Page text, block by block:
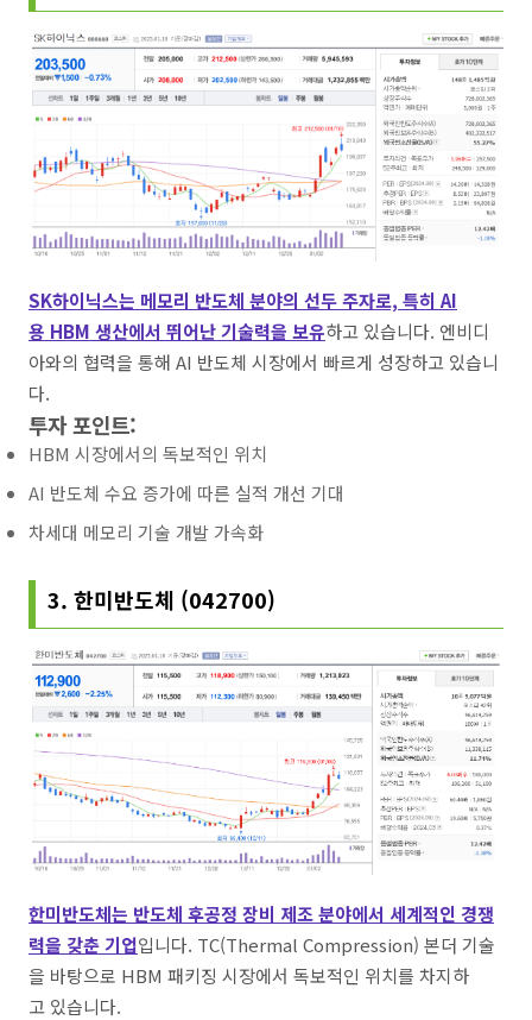
SK하이닉스는 메모리 반도체 분야의 선두 주자로, 특히 AI
용 HBM 생산에서 뛰어난 기술력을 보유하고 있습니다. 엔비디
아와의 협력을 통해 AI 반도체 시장에서 빠르게 성장하고 있습니
다.
투자 포인트:
HBM 시장에서의 독보적인 위치
AI 반도체 수요 증가에 따른 실적 개선 기대
차세대 메모리 기술 개발 가속화
3. 한미반도체 (042700)
한미반도체는 반도체 후공정 장비 제조 분야에서 세계적인 경쟁
력을 갖춘 기업입니다. TC(Thermal Compression) 본더 기술
을 바탕으로 HBM 패키징 시장에서 독보적인 위치를 차지하
고 있습니다.